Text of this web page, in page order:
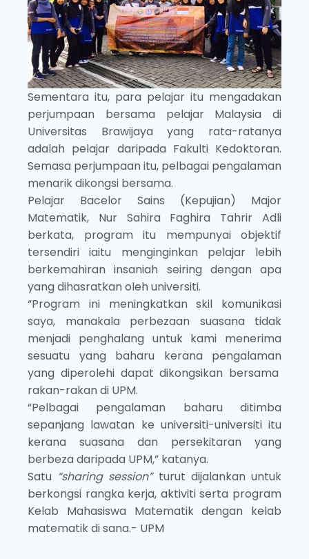
Sementara itu, para pelajar itu mengadakan
perjumpaan bersama pelajar Malaysia di
Universitas Brawijaya yang rata-ratanya
adalah pelajar daripada Fakulti Kedoktoran.
Semasa perjumpaan itu, pelbagai pengalaman
menarik dikongsi bersama.
Pelajar Bacelor Sains (Kepujian) Major
Matematik, Nur Sahira Faghira Tahrir Adli
berkata, program itu mempunyai objektif
tersendiri iaitu menginginkan pelajar lebih
berkemahiran insaniah seiring dengan apa
yang dihasratkan oleh universiti.
“Program ini meningkatkan skil komunikasi
saya, manakala perbezaan suasana tidak
menjadi penghalang untuk kami menerima
sesuatu yang baharu kerana pengalaman
yang diperolehi dapat dikongsikan bersama
rakan-rakan di UPM.
“Pelbagai pengalaman baharu ditimba
sepanjang lawatan ke universiti-universiti itu
kerana suasana dan persekitaran yang
berbeza daripada UPM,” katanya.
Satu “sharing session”turut dijalankan untuk
berkongsi rangka kerja, aktiviti serta program
Kelab Mahasiswa Matematik dengan kelab
matematik di sana.- UPM